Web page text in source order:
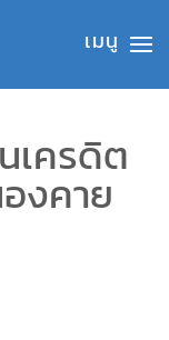
เครดิต
งคาย